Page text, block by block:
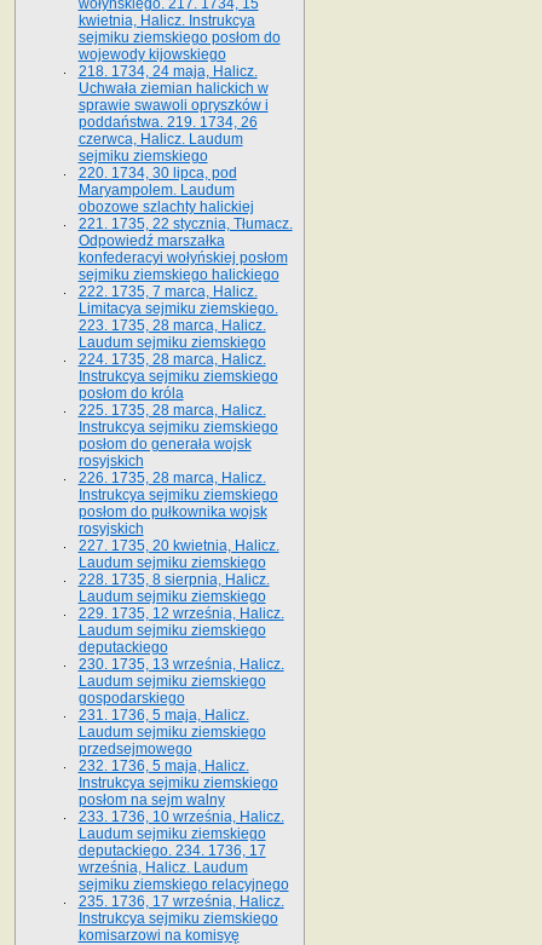
wołyńskiego. 217. 1734, 15
kwietnia, Halicz. Instrukcya
sejmiku ziemskiego posłom do
wojewody kijowskiego
218. 1734, 24 maja, Halicz.
Uchwała ziemian halickich w
sprawie swawoli opryszków i
poddaństwa. 219. 1734, 26
czerwca, Halicz. Laudum
sejmiku ziemskiego
220. 1734, 30 lipca, pod
Maryampolem. Laudum
obozowe szlachty halickiej
221. 1735, 22 stycznia, Tłumacz.
Odpowiedź marszałka
konfederacyi wołyńskiej posłom
sejmiku ziemskiego halickiego
222. 1735, 7 marca, Halicz.
Limitacya sejmiku ziemskiego.
223. 1735, 28 marca, Halicz.
Laudum sejmiku ziemskiego
224. 1735, 28 marca, Halicz.
Instrukcya sejmiku ziemskiego
posłom do króla
225. 1735, 28 marca, Halicz.
Instrukcya sejmiku ziemskiego
posłom do generała wojsk
rosyjskich
226. 1735, 28 marca, Halicz.
Instrukcya sejmiku ziemskiego
posłom do pułkownika wojsk
rosyjskich
227. 1735, 20 kwietnia, Halicz.
Laudum sejmiku ziemskiego
228. 1735, 8 sierpnia, Halicz.
Laudum sejmiku ziemskiego
229. 1735, 12 września, Halicz.
Laudum sejmiku ziemskiego
deputackiego
230. 1735, 13 września, Halicz.
Laudum sejmiku ziemskiego
gospodarskiego
231. 1736, 5 maja, Halicz.
Laudum sejmiku ziemskiego
przedsejmowego
232. 1736, 5 maja, Halicz.
Instrukcya sejmiku ziemskiego
posłom na sejm walny
233. 1736, 10 września, Halicz.
Laudum sejmiku ziemskiego
deputackiego. 234. 1736, 17
września, Halicz. Laudum
sejmiku ziemskiego relacyjnego
235. 1736, 17 września, Halicz.
Instrukcya sejmiku ziemskiego
komisarzowi na komisyę